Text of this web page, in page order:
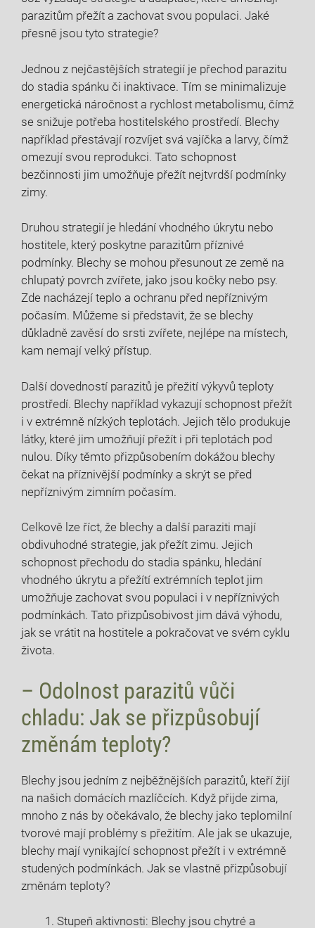
parazitům přežít a zachovat svou populaci. Jaké
přesně jsou tyto strategie?
Jednou z nejčastějších strategií je přechod parazitu
do stadia spánku či inaktivace. Tím se minimalizuje
energetická náročnost a rychlost metabolismu, čímž
se snižuje potřeba hostitelského prostředí. Blechy
například přestávají rozvíjet svá vajíčka a larvy, čímž
omezují svou reprodukci. Tato schopnost
bezčinnosti jim umožňuje přežít nejtvrdší podmínky
zimy.
Druhou strategií je hledání vhodného úkrytu nebo
hostitele, který poskytne parazitům příznivé
podmínky. Blechy se mohou přesunout ze země na
chlupatý povrch zvířete, jako jsou kočky nebo psy.
Zde nacházejí teplo a ochranu před nepříznivým
počasím. Můžeme si představit, že se blechy
důkladně zavěsí do srsti zvířete, nejlépe na místech,
kam nemají velký přístup.
Další dovedností parazitů je přežití výkyvů teploty
prostředí. Blechy například vykazují schopnost přežít
i v extrémně nízkých teplotách. Jejich tělo produkuje
látky, které jim umožňují přežít i při teplotách pod
nulou. Díky těmto přizpůsobením dokážou blechy
čekat na příznivější podmínky a skrýt se před
nepříznivým zimním počasím.
Celkově lze říct, že blechy a další paraziti mají
obdivuhodné strategie, jak přežít zimu. Jejich
schopnost přechodu do stadia spánku, hledání
vhodného úkrytu a přežítí extrémních teplot jim
umožňuje zachovat svou populaci i v nepříznivých
podmínkách. Tato přizpůsobivost jim dává výhodu,
jak se vrátit na hostitele a pokračovat ve svém cyklu
života.
– Odolnost parazitů vůči
chladu: Jak se přizpůsobují
změnám teploty?
Blechy jsou jedním z nejběžnějších parazitů, kteří žijí
na našich domácích mazlíčcích. Když přijde zima,
mnoho z nás by očekávalo, že blechy jako teplomilní
tvorové mají problémy s přežitím. Ale jak se ukazuje,
blechy mají vynikající schopnost přežít i v extrémně
studených podmínkách. Jak se vlastně přizpůsobují
změnám teploty?
Stupeň aktivnosti: Blechy jsou chytré a